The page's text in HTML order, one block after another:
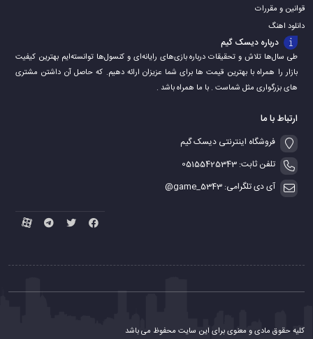
قوانین و مقررات
دانلود اهنگ
درباره دیسک گیم
طی سال‌ها تلاش و تحقیقات درباره بازی‌های رایانه‌ای و کنسول‌ها توانسته‌ایم بهترین کیفیت
بازار را همراه با بهترین قیمت ها برای شما عزیزان ارائه دهیم. که حاصل آن داشتن مشتری
های بزرگواری مثل شماست . با ما همراه باشد .
ارتباط با ما
فروشگاه اینترنتی دیسک گیم
تلفن ثابت: 05155425343
آی دی تلگرامی: game_5343@
کلیه حقوق مادی و معنوی برای این سایت محفوظ می باشد